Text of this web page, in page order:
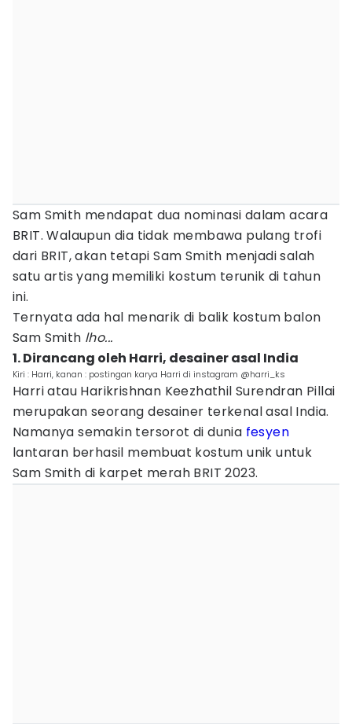
Sam Smith mendapat dua nominasi dalam acara
BRIT. Walaupun dia tidak membawa pulang trofi
dari BRIT, akan tetapi Sam Smith menjadi salah
satu artis yang memiliki kostum terunik di tahun
ini.
Ternyata ada hal menarik di balik kostum balon
Sam Smith lho...
1. Dirancang oleh Harri, desainer asal India
Kiri : Harri, kanan : postingan karya Harri di instagram @harri_ks
Harri atau Harikrishnan Keezhathil Surendran Pillai
merupakan seorang desainer terkenal asal India.
Namanya semakin tersorot di dunia fesyen
lantaran berhasil membuat kostum unik untuk
Sam Smith di karpet merah BRIT 2023.